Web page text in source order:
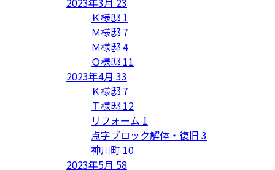
Ｋ様邸 1
Ｍ様邸 7
Ｍ様邸4
Ｏ様邸 11
2023年4月 33
Ｋ様邸 7
Ｔ様邸 12
リフォーム 1
点字ブロック解体・復旧 3
神川町 10
2023年5月 58